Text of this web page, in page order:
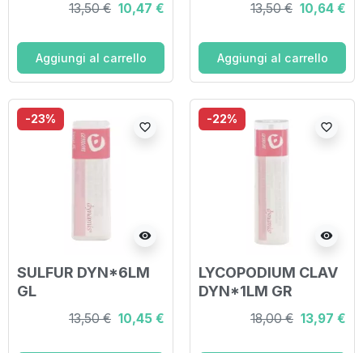
13,50 € 10,47 €
Aggiungi al carrello
13,50 € 10,64 €
Aggiungi al carrello
-23%
visibility
favorite_border
SULFUR DYN*6LM
GL
13,50 € 10,45 €
-22%
visibility
favorite_border
LYCOPODIUM CLAV
DYN*1LM GR
18,00 € 13,97 €